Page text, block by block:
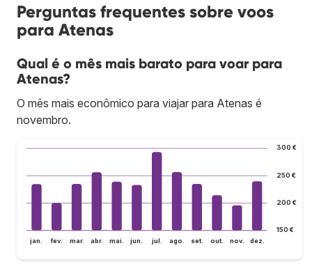
Perguntas frequentes sobre voos
para Atenas
Qual é o mês mais barato para voar para
Atenas?
O mês mais econômico para viajar para Atenas é
novembro.
150 €
200 €
250 €
300 €
jan. fev. mar. abr. mai. jun. jul. ago. set. out. nov. dez.